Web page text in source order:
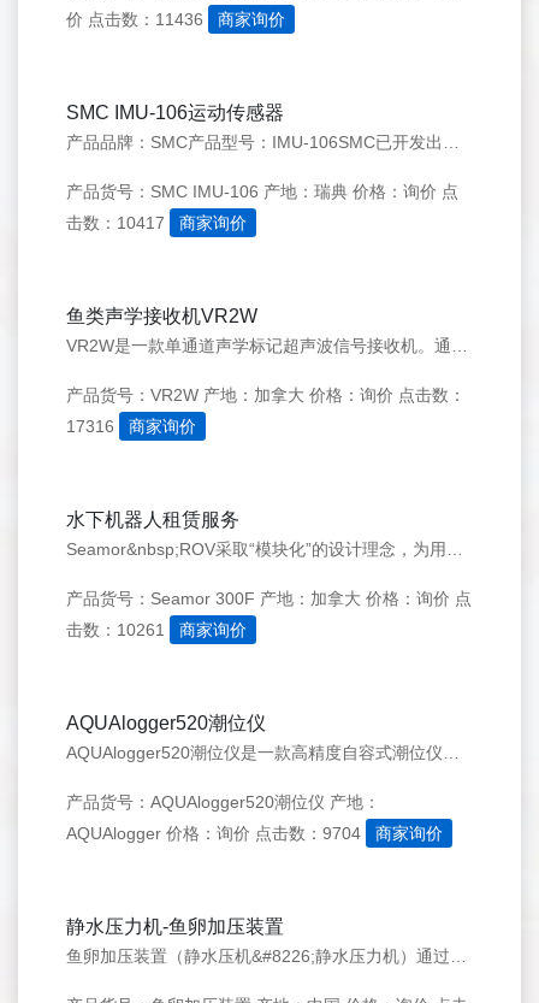
价 点击数：11436 商家询价
SMC IMU-106运动传感器
产品货号：SMC IMU-106 产地：瑞典 价格：询价 点
击数：10417
商家询价
鱼类声学接收机VR2W
产品货号：VR2W 产地：加拿大 价格：询价 点击数：
17316
商家询价
水下机器人租赁服务
产品货号：Seamor 300F 产地：加拿大 价格：询价 点
击数：10261
商家询价
AQUAlogger520潮位仪
产品货号：AQUAlogger520潮位仪 产地：
AQUAlogger 价格：询价 点击数：9704 商家询价
静水压力机-鱼卵加压装置